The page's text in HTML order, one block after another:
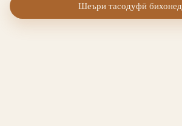
Шеъри тасодуфӣ бихонед